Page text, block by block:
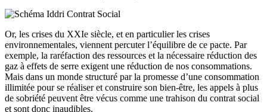
Or, les crises du XXIe siècle, et en particulier les crises
environnementales, viennent percuter l’équilibre de ce pacte. Par
exemple, la raréfaction des ressources et la nécessaire réduction des
gaz à effets de serre exigent une réduction de nos consommations.
Mais dans un monde structuré par la promesse d’une consommation
illimitée pour se réaliser et construire son bien-être, les appels à plus
de sobriété peuvent être vécus comme une trahison du contrat social
et sont donc inaudibles.